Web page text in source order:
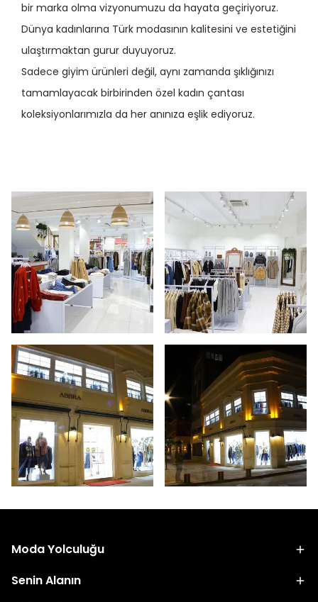
bir marka olma vizyonumuzu da hayata geçiriyoruz.
Dünya kadınlarına Türk modasının kalitesini ve estetiğini
ulaştırmaktan gurur duyuyoruz.
Sadece giyim ürünleri değil, aynı zamanda şıklığınızı
tamamlayacak birbirinden özel kadın çantası
koleksiyonlarımızla da her anınıza eşlik ediyoruz.
Moda Yolculuğu
Senin Alanın